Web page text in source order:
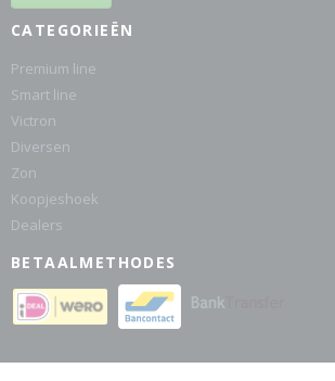
CATEGORIEËN
Premium line
Smart line
Victron
Diversen
Zon
Koopjeshoek
Dealers
BETAALMETHODES